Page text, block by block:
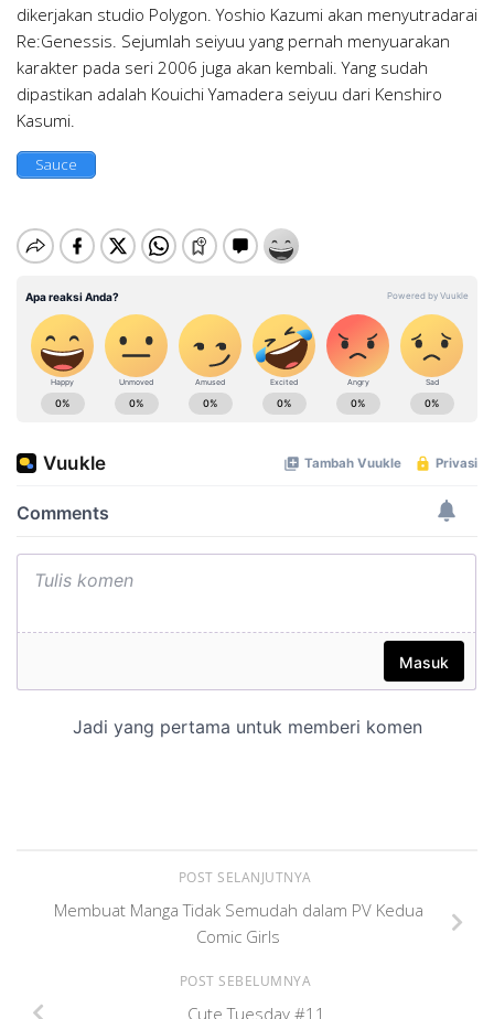
dikerjakan studio Polygon. Yoshio Kazumi akan menyutradarai
Re:Genessis. Sejumlah seiyuu yang pernah menyuarakan
karakter pada seri 2006 juga akan kembali. Yang sudah
dipastikan adalah Kouichi Yamadera seiyuu dari Kenshiro
Kasumi.
Sauce
POST SELANJUTNYA
Membuat Manga Tidak Semudah dalam PV Kedua
Comic Girls
POST SEBELUMNYA
Cute Tuesday #11